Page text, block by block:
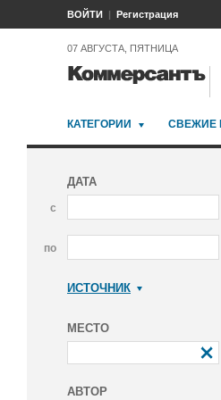
ВОЙТИ Регистрация
07 АВГУСТА, ПЯТНИЦА
КАТЕГОРИИ СВЕЖИЕ
ДАТА
с
по
ИСТОЧНИК
МЕСТО
АВТОР